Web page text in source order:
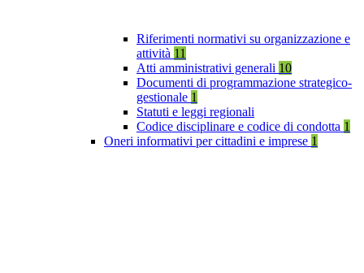
Riferimenti normativi su organizzazione e
attività 11
Atti amministrativi generali 10
Documenti di programmazione strategico-
gestionale 1
Statuti e leggi regionali
Codice disciplinare e codice di condotta 1
Oneri informativi per cittadini e imprese 1